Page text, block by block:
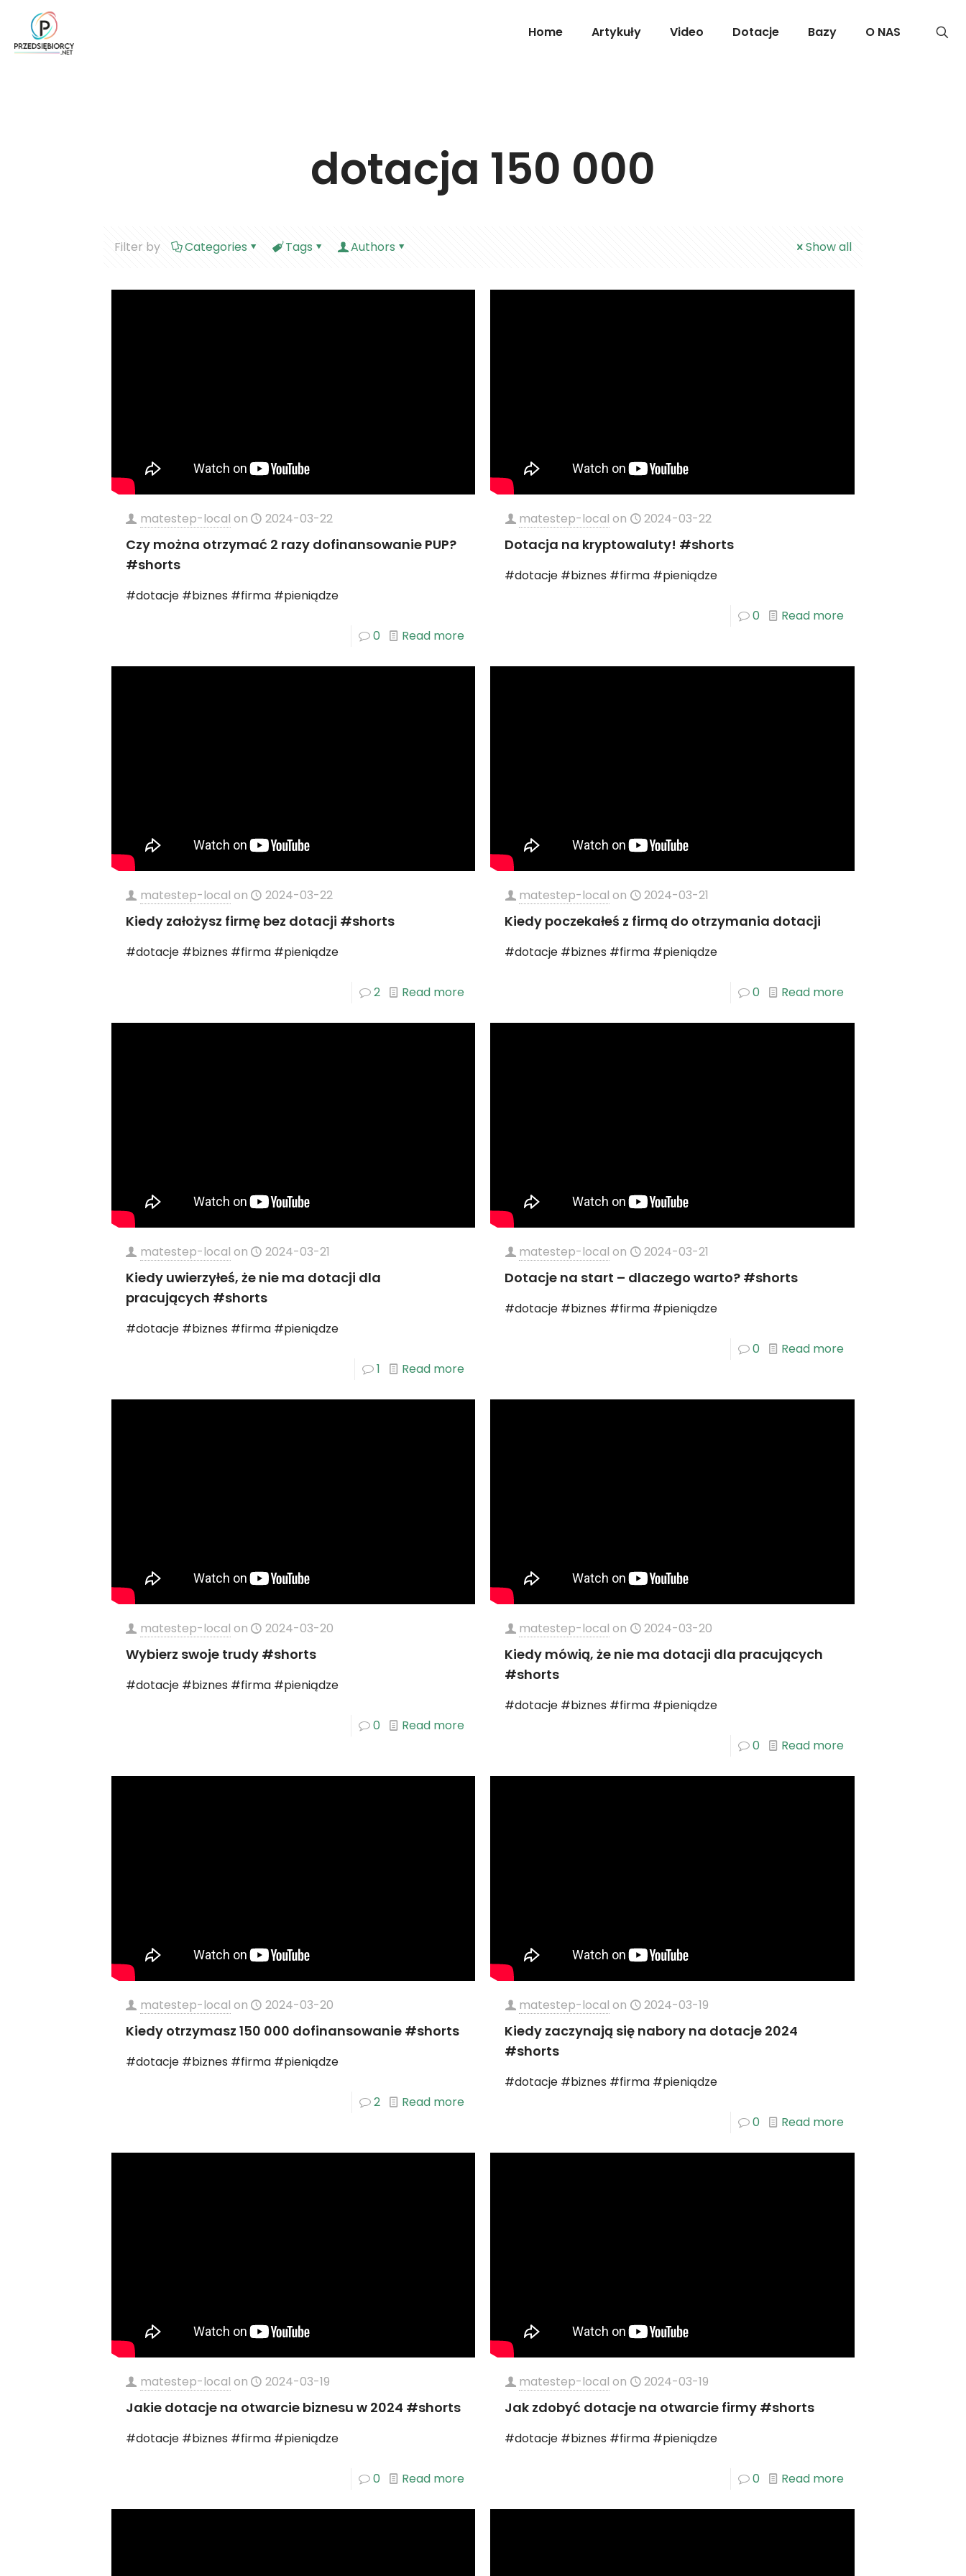
Home Artykuły Video Dotacje Bazy O NAS
dotacja 150 000
Filter by Categories Tags Authors Show all
matestep-local on 2024-03-22
Czy można otrzymać 2 razy dofinansowanie PUP?
#shorts
#dotacje #biznes #firma #pieniądze
0 Read more
matestep-local on 2024-03-22
Dotacja na kryptowaluty! #shorts
#dotacje #biznes #firma #pieniądze
0 Read more
matestep-local on 2024-03-22
Kiedy założysz firmę bez dotacji #shorts
#dotacje #biznes #firma #pieniądze
2 Read more
matestep-local on 2024-03-21
Kiedy poczekałeś z firmą do otrzymania dotacji
#dotacje #biznes #firma #pieniądze
0 Read more
matestep-local on 2024-03-21
Kiedy uwierzyłeś, że nie ma dotacji dla
pracujących #shorts
#dotacje #biznes #firma #pieniądze
1 Read more
matestep-local on 2024-03-21
Dotacje na start – dlaczego warto? #shorts
#dotacje #biznes #firma #pieniądze
0 Read more
matestep-local on 2024-03-20
Wybierz swoje trudy #shorts
#dotacje #biznes #firma #pieniądze
0 Read more
matestep-local on 2024-03-20
Kiedy mówią, że nie ma dotacji dla pracujących
#shorts
#dotacje #biznes #firma #pieniądze
0 Read more
matestep-local on 2024-03-20
Kiedy otrzymasz 150 000 dofinansowanie #shorts
#dotacje #biznes #firma #pieniądze
2 Read more
matestep-local on 2024-03-19
Kiedy zaczynają się nabory na dotacje 2024
#shorts
#dotacje #biznes #firma #pieniądze
0 Read more
matestep-local on 2024-03-19
Jakie dotacje na otwarcie biznesu w 2024 #shorts
#dotacje #biznes #firma #pieniądze
0 Read more
matestep-local on 2024-03-19
Jak zdobyć dotacje na otwarcie firmy #shorts
#dotacje #biznes #firma #pieniądze
0 Read more